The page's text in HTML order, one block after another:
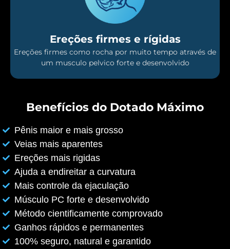
Ereções firmes e rígidas
Ereções firmes como rocha por muito tempo através de
um musculo pelvico forte e desenvolvido
Benefícios do Dotado Máximo
Pênis maior e mais grosso
Veias mais aparentes
Ereções mais rigidas
Ajuda a endireitar a curvatura
Mais controle da ejaculação
Músculo PC forte e desenvolvido
Método cientificamente comprovado
Ganhos rápidos e permanentes
100% seguro, natural e garantido